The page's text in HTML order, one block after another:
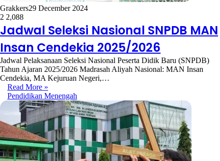
Grakkers29 December 2024
2 2,088
Jadwal Seleksi Nasional SNPDB MAN
Insan Cendekia 2025/2026
Jadwal Pelaksanaan Seleksi Nasional Peserta Didik Baru (SNPDB)
Tahun Ajaran 2025/2026 Madrasah Aliyah Nasional: MAN Insan
Cendekia, MA Kejuruan Negeri,…
Read More »
Pendidikan Menengah